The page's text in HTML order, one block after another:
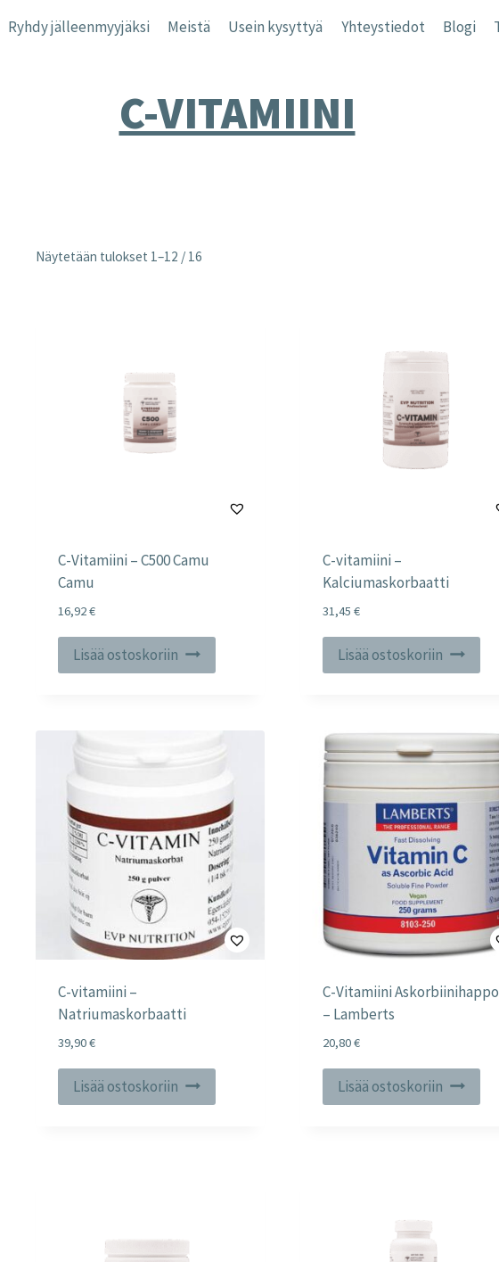
Ryhdy jälleenmyyjäksi Meistä Usein kysyttyä Yhteystiedot Blogi
C-VITAMIINI
Näytetään tulokset 1–12 / 16
C-Vitamiini – C500 Camu
Camu
16,92€
Lisää ostoskoriin
C-vitamiini –
Kalciumaskorbaatti
31,45 €
Lisää ostoskoriin
C-vitamiini –
Natriumaskorbaatti
39,90€
Lisää ostoskoriin
C-Vitamiini Askorbiinihappo
– Lamberts
20,80€
Lisää ostoskoriin